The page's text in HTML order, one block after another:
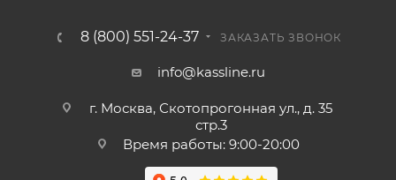
8 (800) 551-24-37 ЗАКАЗАТЬ ЗВОНОК
info@kassline.ru
г. Москва, Скотопрогонная ул., д. 35
стр.3
Время работы: 9:00-20:00